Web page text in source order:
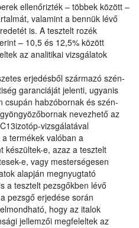
ellenőrizték – többek között –
valamint a bennük lévő
is. A tesztelt rozék
– 10,5 és 12,5% között
az analitikai vizsgálatok
erjedésből származó szén-
garanciáját jelenti, ugyanis
csupán habzóbornak és szén-
nevezhető az
vizsgálatával
termékek valóban a
készültek-e, azaz a tesztelt
e, vagy mesterségesen
alapján megnyugtató
a tesztelt pezsgőkben lévő
pezsgő erjedése során
hogy az italok
jellemzői megfeleltek az